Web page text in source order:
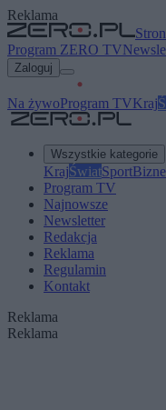
Reklama
Program ZERO TV
Zaloguj
Na żywoProgram TVKraj
Wszystkie kategorie
KrajŚwiatSport
Program TV
Najnowsze
Newsletter
Redakcja
Reklama
Regulamin
Kontakt
Reklama
Reklama